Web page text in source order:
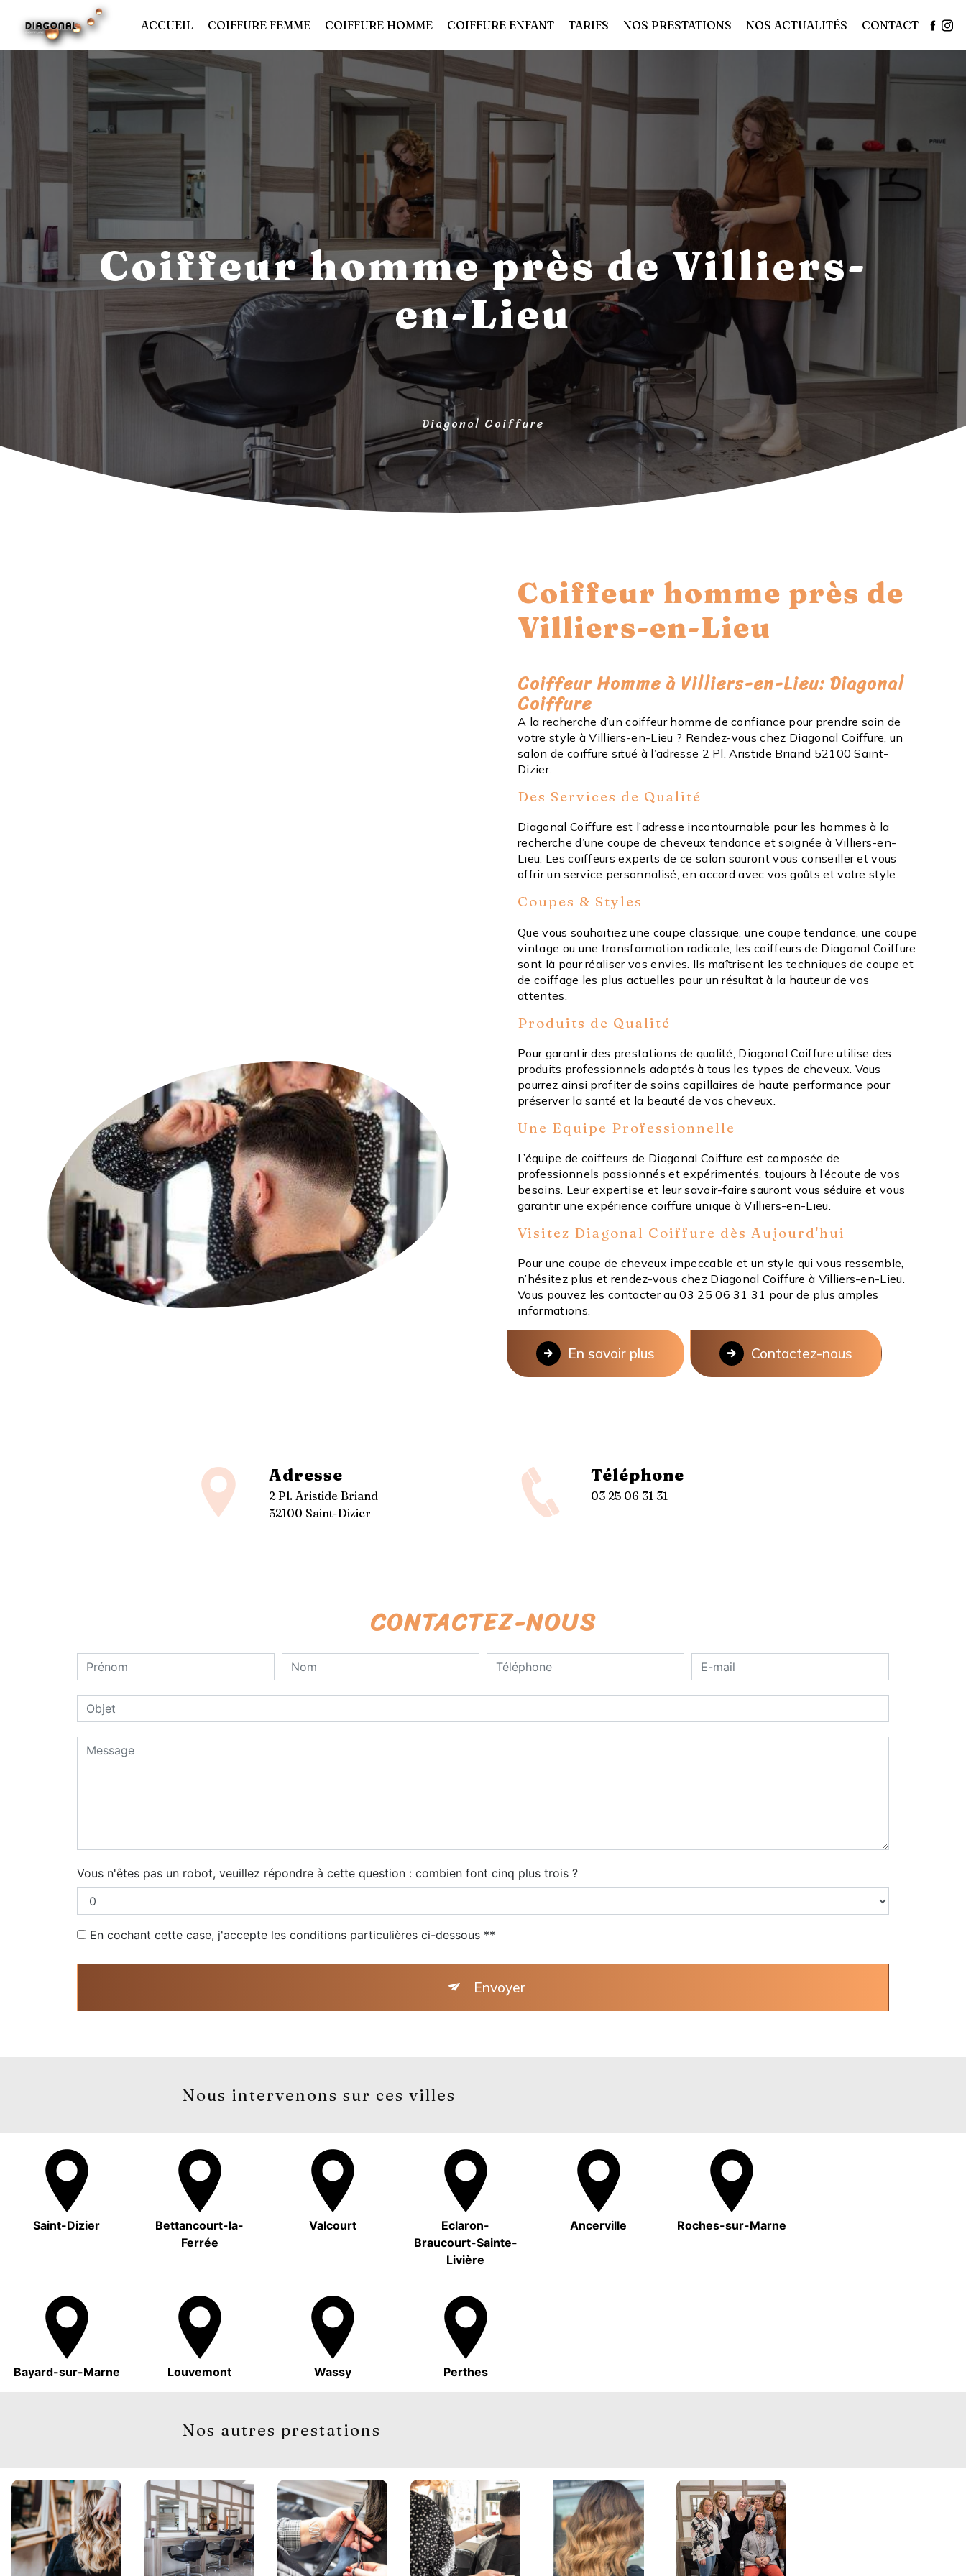
ACCUEIL COIFFURE FEMME COIFFURE HOMME COIFFURE ENFANT TARIFS NOS PRESTATIONS NOS ACTUALITÉS CONTACT
Coiffeur homme près de Villiers-
en-Lieu
Diagonal Coiffure
Coiffeur homme près de
Villiers-en-Lieu
Coiffeur Homme à Villiers-en-Lieu: Diagonal
Coiffure
A la recherche d’un coiffeur homme de confiance pour prendre soin de
votre style à Villiers-en-Lieu ? Rendez-vous chez Diagonal Coiffure, un
salon de coiffure situé à l’adresse 2 Pl. Aristide Briand 52100 Saint-
Dizier.
Des Services de Qualité
Diagonal Coiffure est l’adresse incontournable pour les hommes à la
recherche d’une coupe de cheveux tendance et soignée à Villiers-en-
Lieu. Les coiffeurs experts de ce salon sauront vous conseiller et vous
offrir un service personnalisé, en accord avec vos goûts et votre style.
Coupes & Styles
Que vous souhaitiez une coupe classique, une coupe tendance, une coupe
vintage ou une transformation radicale, les coiffeurs de Diagonal Coiffure
sont là pour réaliser vos envies. Ils maîtrisent les techniques de coupe et
de coiffage les plus actuelles pour un résultat à la hauteur de vos
attentes.
Produits de Qualité
Pour garantir des prestations de qualité, Diagonal Coiffure utilise des
produits professionnels adaptés à tous les types de cheveux. Vous
pourrez ainsi profiter de soins capillaires de haute performance pour
préserver la santé et la beauté de vos cheveux.
Une Equipe Professionnelle
L’équipe de coiffeurs de Diagonal Coiffure est composée de
professionnels passionnés et expérimentés, toujours à l’écoute de vos
besoins. Leur expertise et leur savoir-faire sauront vous séduire et vous
garantir une expérience coiffure unique à Villiers-en-Lieu.
Visitez Diagonal Coiffure dès Aujourd'hui
Pour une coupe de cheveux impeccable et un style qui vous ressemble,
n’hésitez plus et rendez-vous chez Diagonal Coiffure à Villiers-en-Lieu.
Vous pouvez les contacter au 03 25 06 31 31 pour de plus amples
informations.
En savoir plus Contactez-nous
Adresse
2 Pl. Aristide Briand
52100 Saint-Dizier
Téléphone
03 25 06 31 31
CONTACTEZ-NOUS
Vous n'êtes pas un robot, veuillez répondre à cette question : combien font cinq plus trois ?
En cochant cette case, j'accepte les conditions particulières ci-dessous **
Envoyer
Nous intervenons sur ces villes
Saint-Dizier
Bettancourt-la-
Ferrée
Valcourt
Eclaron-
Braucourt-Sainte-
Livière
Ancerville Roches-sur-Marne
Bayard-sur-Marne Louvemont Wassy Perthes
Nos autres prestations
Panneau de gestion des cookies